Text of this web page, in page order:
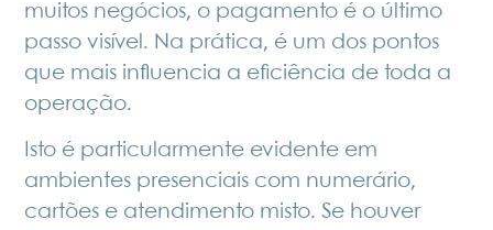
muitos negócios, o pagamento é o último
passo visível. Na prática, é um dos pontos
que mais influencia a eficiência de toda a
operação.
Isto é particularmente evidente em
ambientes presenciais com numerário,
cartões e atendimento misto. Se houver